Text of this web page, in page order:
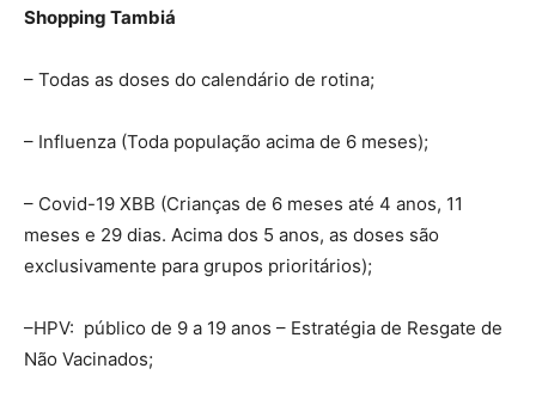
Shopping Tambiá
– Todas as doses do calendário de rotina;
– Influenza (Toda população acima de 6 meses);
– Covid-19 XBB (Crianças de 6 meses até 4 anos, 11
meses e 29 dias. Acima dos 5 anos, as doses são
exclusivamente para grupos prioritários);
–HPV: público de 9 a 19 anos – Estratégia de Resgate de
Não Vacinados;